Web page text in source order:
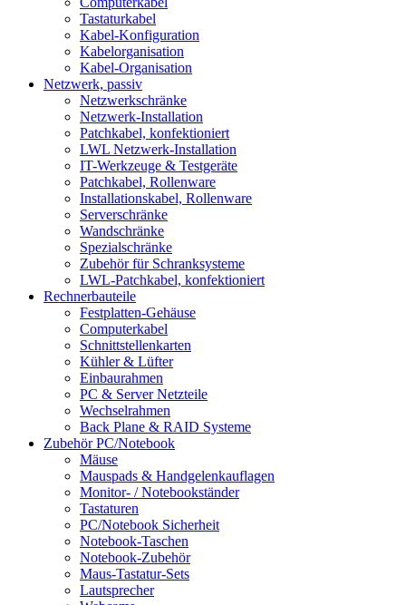
Tastaturkabel
Kabel-Konfiguration
Kabelorganisation
Kabel-Organisation
Netzwerk, passiv
Netzwerkschränke
Netzwerk-Installation
Patchkabel, konfektioniert
LWL Netzwerk-Installation
IT-Werkzeuge & Testgeräte
Patchkabel, Rollenware
Installationskabel, Rollenware
Serverschränke
Wandschränke
Spezialschränke
Zubehör für Schranksysteme
LWL-Patchkabel, konfektioniert
Rechnerbauteile
Festplatten-Gehäuse
Computerkabel
Schnittstellenkarten
Kühler & Lüfter
Einbaurahmen
PC & Server Netzteile
Wechselrahmen
Back Plane & RAID Systeme
Zubehör PC/Notebook
Mäuse
Mauspads & Handgelenkauflagen
Monitor- / Notebookständer
Tastaturen
PC/Notebook Sicherheit
Notebook-Taschen
Notebook-Zubehör
Maus-Tastatur-Sets
Lautsprecher